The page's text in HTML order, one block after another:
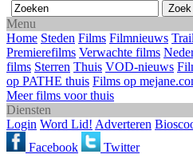
Menu
Home Steden Films Filmnieuws
Premierefilms Verwachte films
films Sterren Thuis VOD-nieuws
op PATHE thuis Films op
Meer films voor thuis
Diensten
Login Word Lid! Adverteren
Facebook
Twitter